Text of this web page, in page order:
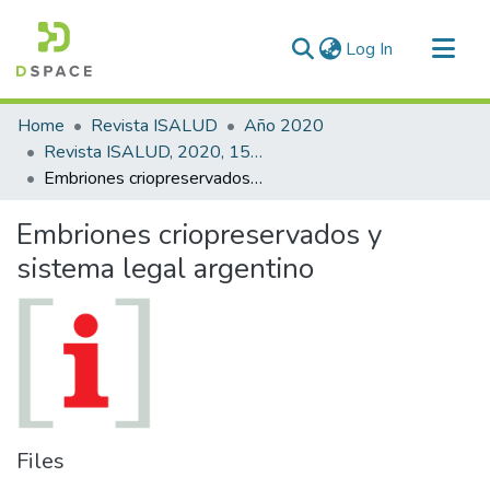
Log In (current)
Communities & Collections
All of DSpace
Statistics
Home Revista ISALUD
Año 2020
Revista ISALUD, 2020, 15(72)
Embriones criopreservados y sistema legal argentino
Embriones criopreservados y
sistema legal argentino
Files